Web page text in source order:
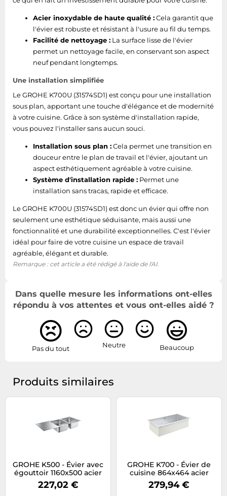
Acier inoxydable de haute qualité :Cela garantit que
l'évier est robuste et résistant à l'usure au fil du temps.
Facilité de nettoyage : La surface lisse de l'évier
permet un nettoyage facile, en conservant son aspect
neuf pendant longtemps.
Une installation simplifiée
Le GROHE K700U (31574SD1) est conçu pour une installation
sous plan, apportant une touche d'élégance et de modernité
à votre cuisine. Grâce à son système d'installation rapide,
vous pouvez l'installer sans aucun souci.
Installation sous plan :Cela permet une transition en
douceur entre le plan de travail et l'évier, ajoutant un
aspect esthétiquement agréable à votre cuisine.
Système d'installation rapide : Permet une
installation sans tracas, rapide et efficace.
Le GROHE K700U (31574SD1) est donc un évier qui offre non
seulement une esthétique séduisante, mais aussi une
fonctionnalité et une durabilité exceptionnelles. C'est l'évier
idéal pour faire de votre cuisine un espace de travail
agréable, élégant et durable.
Remarque : cet article a été rédigé à l'aide de l'AI.
Dans quelle mesure les informations ont-elles
répondu à vos attentes et vous ont-elles aidé ?
Pas du tout Neutre Beaucoup
Produits similaires
GROHE K500 - Évier avec
égouttoir 1160x500 acier
inoxydable satiné
227,02 €
GROHE K700 - Évier de
cuisine 864x464 acier
inoxydable satiné
279,94 €